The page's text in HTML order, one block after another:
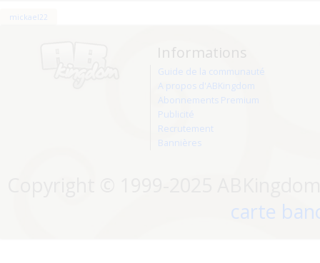
mickael22
Informations
Guide de la communauté
A propos d'ABKingdom
Abonnements Premium
Publicité
Recrutement
Bannières
carte